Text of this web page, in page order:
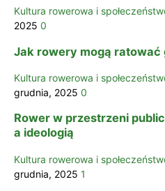
Kultura rowerowa i
2025 0
Jak rowery mogą ratować
Kultura rowerowa i
grudnia, 2025 0
Rower w przestrzeni
a ideologią
Kultura rowerowa i
grudnia, 2025 1